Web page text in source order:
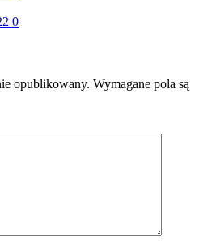
0
opublikowany. Wymagane pola są